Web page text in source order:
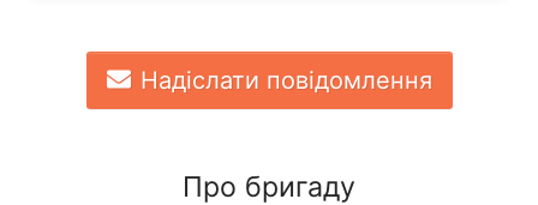
Надіслати повідомлення
Про бригаду